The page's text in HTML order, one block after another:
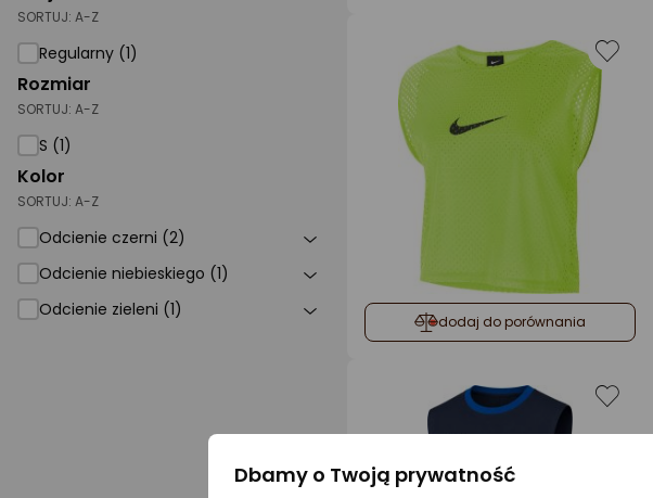
SORTUJ: A-Z
Regularny (1)
Rozmiar
SORTUJ: A-Z
S (1)
Kolor
SORTUJ: A-Z
Odcienie czerni (2)
Odcienie niebieskiego (1)
Odcienie zieleni (1)
dodaj do porównania
Dbamy o Twoją prywatność